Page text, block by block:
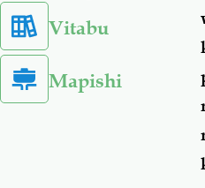
Vitabu
Mapishi